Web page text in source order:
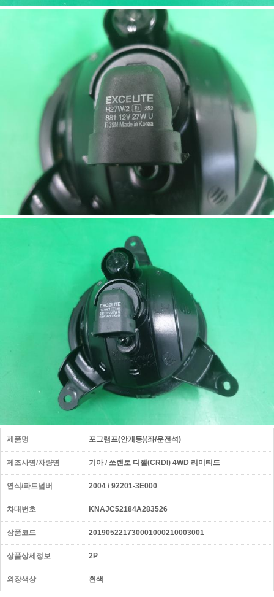
제품명 포그램프(안개등)(좌/운전석)
제조사명/차량명 기아 / 쏘렌토 디젤(CRDI) 4WD 리미티드
연식/파트넘버 2004 / 92201-3E000
차대번호 KNAJC52184A283526
상품코드 201905221730001000210003001
상품상세정보 2P
외장색상 흰색